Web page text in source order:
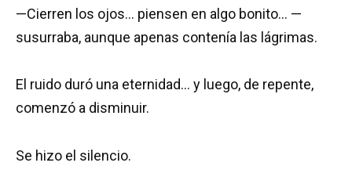
—Cierren los ojos… piensen en algo bonito… —
susurraba, aunque apenas contenía las lágrimas.
El ruido duró una eternidad… y luego, de repente,
comenzó a disminuir.
Se hizo el silencio.